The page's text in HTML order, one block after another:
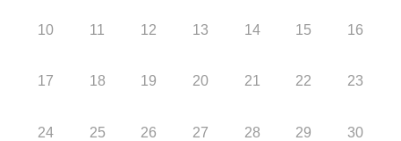
10 11 12 13 14 15 16
17 18 19 20 21 22 23
24 25 26 27 28 29 30